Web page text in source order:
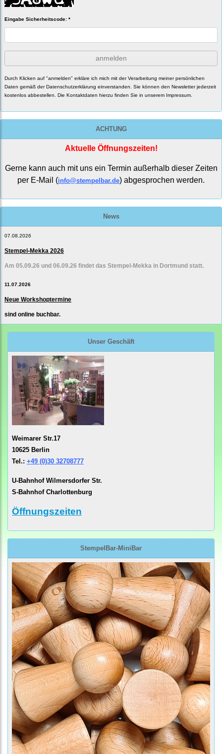
Eingabe Sicherheitscode: *
anmelden
Durch Klicken auf "anmelden" erkläre ich mich mit der Verarbeitung meiner persönlichen
Daten gemäß der Datenschutzerklärung einverstanden. Sie können den Newsletter jederzeit
kostenlos abbestellen. Die Kontaktdaten hierzu finden Sie in unserem Impressum.
ACHTUNG
Aktuelle Öffnungszeiten!
Gerne kann auch mit uns ein Termin außerhalb dieser Zeiten
per E-Mail (info@stempelbar.de) abgesprochen werden.
News
07.08.2026
Stempel-Mekka 2026
Am 05.09.26 und 06.09.26 findet das Stempel-Mekka in Dortmund statt.
11.07.2026
Neue Workshoptermine
sind online buchbar.
Unser Geschäft
Weimarer Str.17
10625 Berlin
Tel.: +49 (0)30 32708777
U-Bahnhof Wilmersdorfer Str.
S-Bahnhof Charlottenburg
Öffnungszeiten
StempelBar-MiniBar